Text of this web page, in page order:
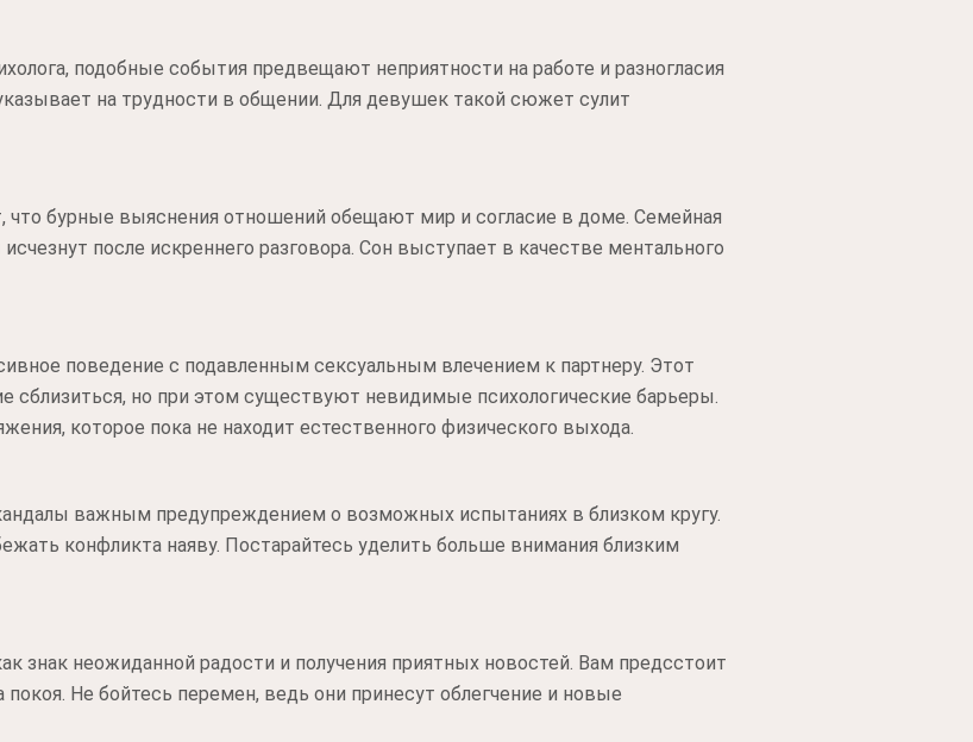
подобные события предвещают неприятности на работе и разногласия
на трудности в общении. Для девушек такой сюжет сулит
что бурные выяснения отношений обещают мир и согласие в доме. Семейная
после искреннего разговора. Сон выступает в качестве ментального
поведение с подавленным сексуальным влечением к партнеру. Этот
сблизиться, но при этом существуют невидимые психологические барьеры.
которое пока не находит естественного физического выхода.
важным предупреждением о возможных испытаниях в близком кругу.
конфликта наяву. Постарайтесь уделить больше внимания близким
знак неожиданной радости и получения приятных новостей. Вам предсстоит
Не бойтесь перемен, ведь они принесут облегчение и новые